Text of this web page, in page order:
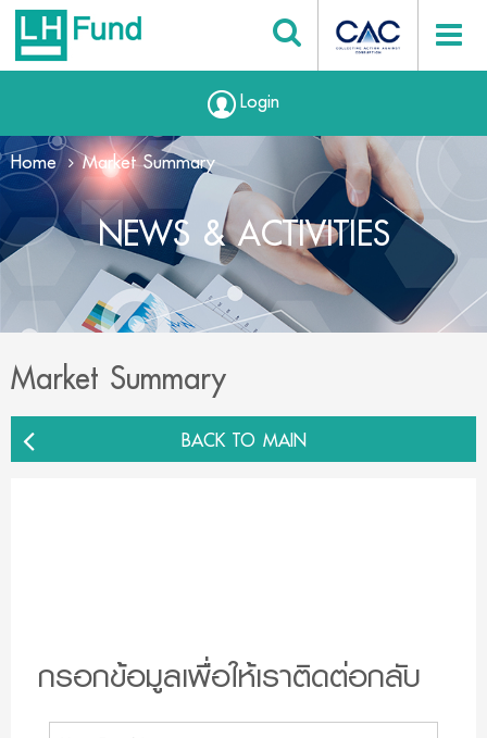
Login
NEWS & ACTIVITIES
Home Market Summary
Market Summary
BACK TO MAIN
กรอกข้อมูลเพื่อให้เราติดต่อกลับ